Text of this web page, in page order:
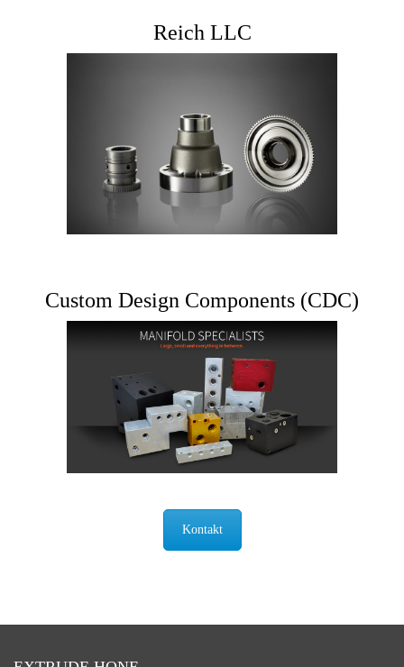
Reich LLC
Custom Design Components (CDC)
Kontakt